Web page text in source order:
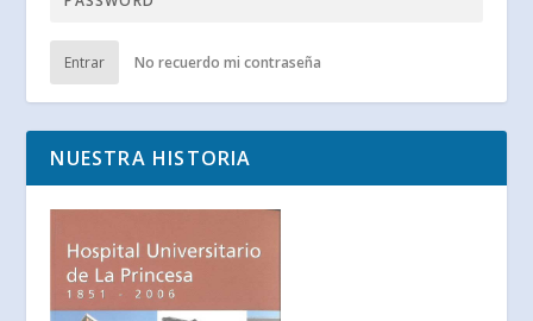
Entrar No recuerdo mi contraseña
NUESTRA HISTORIA